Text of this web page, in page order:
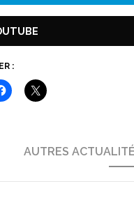
:
AUTRES